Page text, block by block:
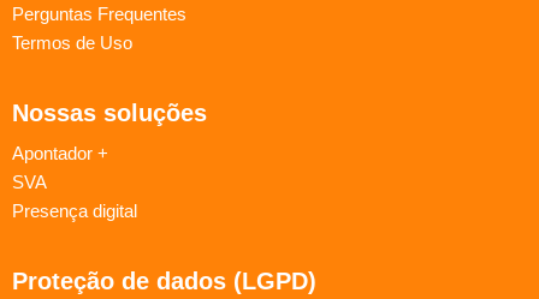
Perguntas Frequentes
Termos de Uso
Nossas soluções
Apontador +
SVA
Presença digital
Proteção de dados (LGPD)